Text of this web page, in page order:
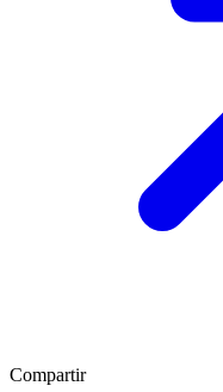
Compartir